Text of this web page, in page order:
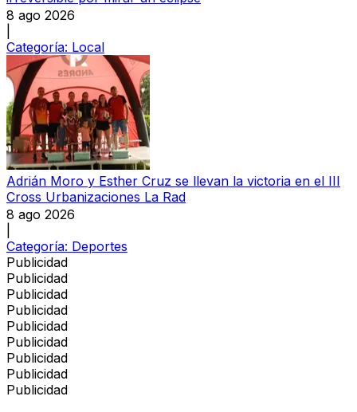
8 ago 2026
Categoría: Local
Adrián Moro y Esther Cruz se llevan la victoria en el III
Cross Urbanizaciones La Rad
8 ago 2026
Categoría: Deportes
Publicidad
Publicidad
Publicidad
Publicidad
Publicidad
Publicidad
Publicidad
Publicidad
Publicidad